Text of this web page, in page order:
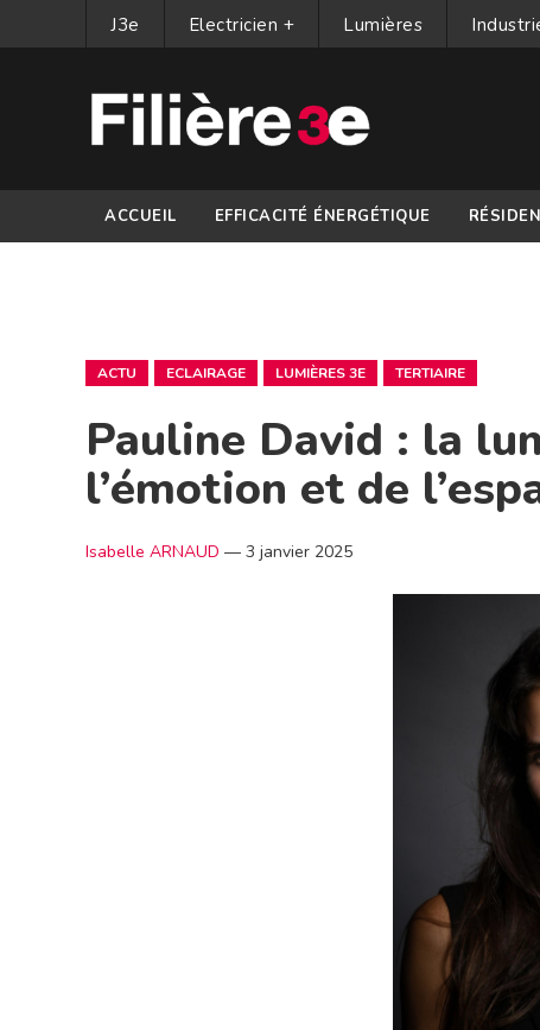
J3e Electricien + Lumières
ACCUEIL EFFICACITÉ ÉNERGÉTIQUE
ACTU ECLAIRAGE LUMIÈRES 3E TERTIAIRE
Pauline David : la
l’émotion et de
Isabelle ARNAUD — 3 janvier 2025